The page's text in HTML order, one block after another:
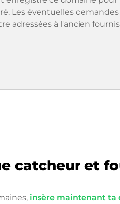
Les éventuelles
adressées à l'ancien
catcheur et
insère maintenant ta